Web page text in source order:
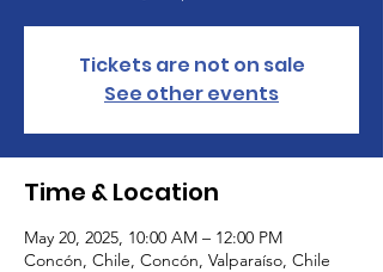
Tickets are not on sale
See other events
Time & Location
May 20, 2025, 10:00 AM – 12:00 PM
Concón, Chile, Concón, Valparaíso, Chile